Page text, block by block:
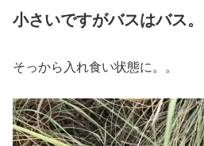
小さいですがバスはバス。
そっから入れ食い状態に。。